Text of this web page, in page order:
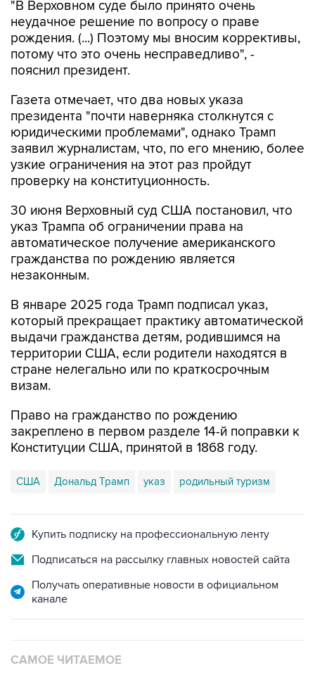
рождения. (...) Поэтому мы вносим коррективы,
потому что это очень несправедливо", -
пояснил президент.
Газета отмечает, что два новых указа
юридическими проблемами", однако Трамп
заявил журналистам, что, по его мнению, более
узкие ограничения на этот раз пройдут
проверку на конституционность.
30 июня Верховный суд США постановил, что
автоматическое получение американского
гражданства по рождению является
незаконным.
В январе 2025 года Трамп подписал указ,
выдачи гражданства детям, родившимся на
территории США, если родители находятся в
стране нелегально или по краткосрочным
визам.
Право на гражданство по рождению
Конституции США, принятой в 1868 году.
США Дональд Трамп указ родильный туризм
Подписаться на рассылку главных новостей сайта
Получать оперативные новости в официальном
канале
Число пострадавших при атаке БПЛА под